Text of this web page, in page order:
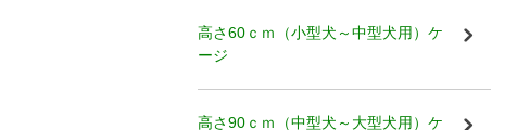
高さ60ｃｍ（小型犬～中型犬用）ケ
ージ
高さ90ｃｍ（中型犬～大型犬用）ケ